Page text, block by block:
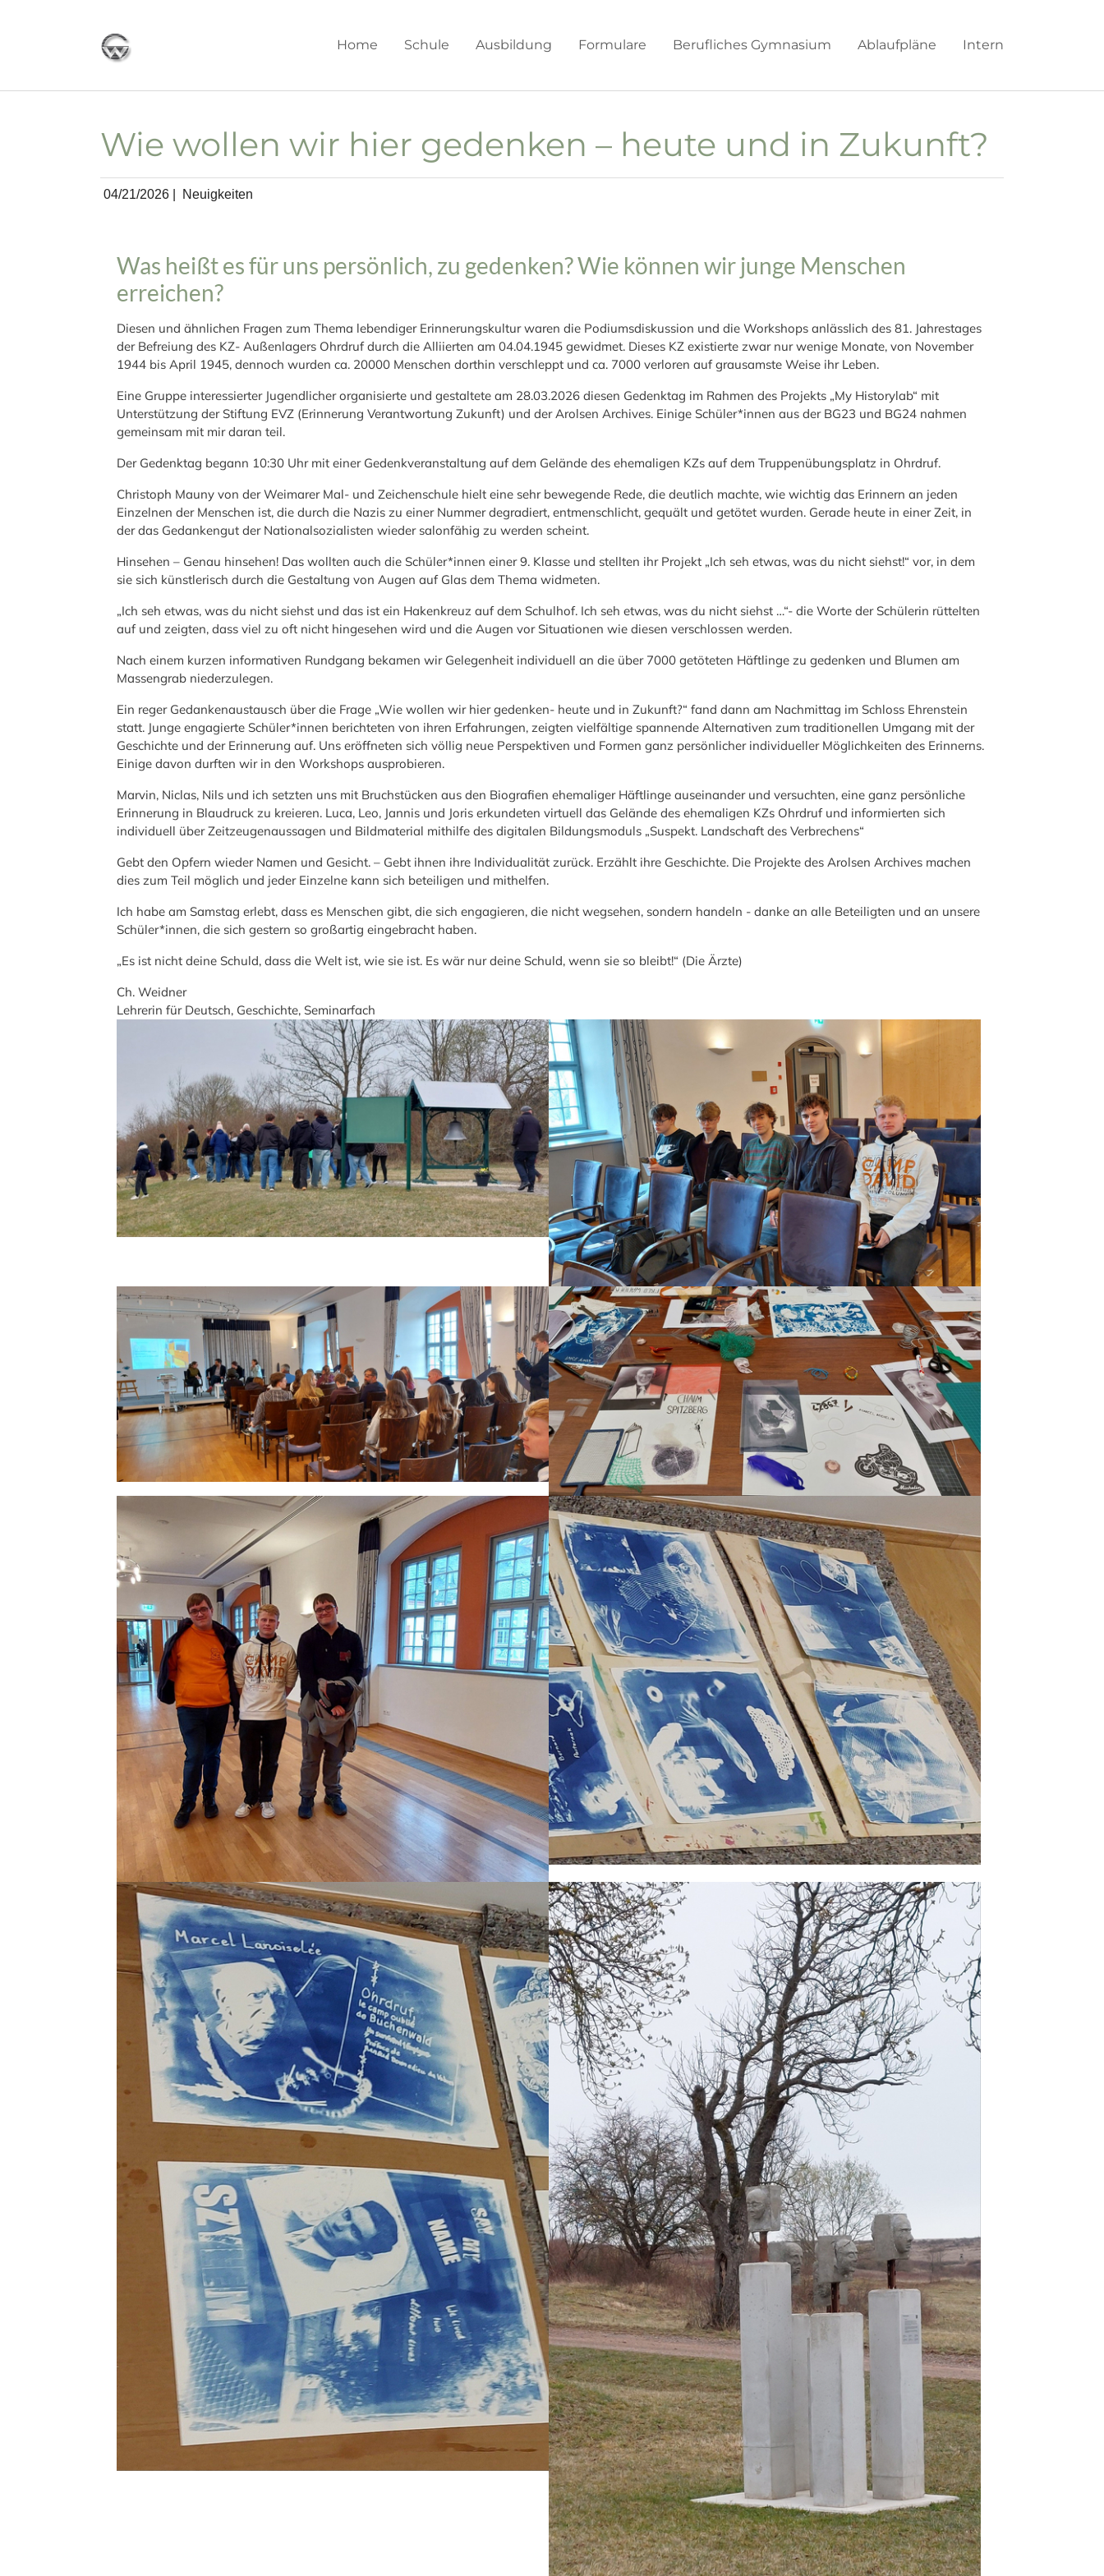
Home Schule Ausbildung Formulare Berufliches Gymnasium Ablaufpläne Intern
Wie wollen wir hier gedenken – heute und in Zukunft?
04/21/2026 Neuigkeiten
Was heißt es für uns persönlich, zu gedenken? Wie können wir junge Menschen
erreichen?
Diesen und ähnlichen Fragen zum Thema lebendiger Erinnerungskultur waren die Podiumsdiskussion und die Workshops anlässlich des 81. Jahrestages
der Befreiung des KZ- Außenlagers Ohrdruf durch die Alliierten am 04.04.1945 gewidmet. Dieses KZ existierte zwar nur wenige Monate, von November
1944 bis April 1945, dennoch wurden ca. 20000 Menschen dorthin verschleppt und ca. 7000 verloren auf grausamste Weise ihr Leben.
Eine Gruppe interessierter Jugendlicher organisierte und gestaltete am 28.03.2026 diesen Gedenktag im Rahmen des Projekts „My Historylab“ mit
Unterstützung der Stiftung EVZ (Erinnerung Verantwortung Zukunft) und der Arolsen Archives. Einige Schüler*innen aus der BG23 und BG24 nahmen
gemeinsam mit mir daran teil.
Der Gedenktag begann 10:30 Uhr mit einer Gedenkveranstaltung auf dem Gelände des ehemaligen KZs auf dem Truppenübungsplatz in Ohrdruf.
Christoph Mauny von der Weimarer Mal- und Zeichenschule hielt eine sehr bewegende Rede, die deutlich machte, wie wichtig das Erinnern an jeden
Einzelnen der Menschen ist, die durch die Nazis zu einer Nummer degradiert, entmenschlicht, gequält und getötet wurden. Gerade heute in einer Zeit, in
der das Gedankengut der Nationalsozialisten wieder salonfähig zu werden scheint.
Hinsehen – Genau hinsehen! Das wollten auch die Schüler*innen einer 9. Klasse und stellten ihr Projekt „Ich seh etwas, was du nicht siehst!“ vor, in dem
sie sich künstlerisch durch die Gestaltung von Augen auf Glas dem Thema widmeten.
„Ich seh etwas, was du nicht siehst und das ist ein Hakenkreuz auf dem Schulhof. Ich seh etwas, was du nicht siehst …“- die Worte der Schülerin rüttelten
auf und zeigten, dass viel zu oft nicht hingesehen wird und die Augen vor Situationen wie diesen verschlossen werden.
Nach einem kurzen informativen Rundgang bekamen wir Gelegenheit individuell an die über 7000 getöteten Häftlinge zu gedenken und Blumen am
Massengrab niederzulegen.
Ein reger Gedankenaustausch über die Frage „Wie wollen wir hier gedenken- heute und in Zukunft?“ fand dann am Nachmittag im Schloss Ehrenstein
statt. Junge engagierte Schüler*innen berichteten von ihren Erfahrungen, zeigten vielfältige spannende Alternativen zum traditionellen Umgang mit der
Geschichte und der Erinnerung auf. Uns eröffneten sich völlig neue Perspektiven und Formen ganz persönlicher individueller Möglichkeiten des Erinnerns.
Einige davon durften wir in den Workshops ausprobieren.
Marvin, Niclas, Nils und ich setzten uns mit Bruchstücken aus den Biografien ehemaliger Häftlinge auseinander und versuchten, eine ganz persönliche
Erinnerung in Blaudruck zu kreieren. Luca, Leo, Jannis und Joris erkundeten virtuell das Gelände des ehemaligen KZs Ohrdruf und informierten sich
individuell über Zeitzeugenaussagen und Bildmaterial mithilfe des digitalen Bildungsmoduls „Suspekt. Landschaft des Verbrechens“
Gebt den Opfern wieder Namen und Gesicht. – Gebt ihnen ihre Individualität zurück. Erzählt ihre Geschichte. Die Projekte des Arolsen Archives machen
dies zum Teil möglich und jeder Einzelne kann sich beteiligen und mithelfen.
Ich habe am Samstag erlebt, dass es Menschen gibt, die sich engagieren, die nicht wegsehen, sondern handeln - danke an alle Beteiligten und an unsere
Schüler*innen, die sich gestern so großartig eingebracht haben.
„Es ist nicht deine Schuld, dass die Welt ist, wie sie ist. Es wär nur deine Schuld, wenn sie so bleibt!“ (Die Ärzte)
Ch. Weidner
Lehrerin für Deutsch, Geschichte, Seminarfach